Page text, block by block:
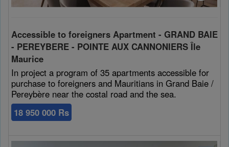
Accessible to foreigners Apartment - GRAND BAIE
- PEREYBERE - POINTE AUX CANNONIERS Île
Maurice
In project a program of 35 apartments accessible for
purchase to foreigners and Mauritians in Grand Baie /
Pereybère near the costal road and the sea.
18 950 000 Rs